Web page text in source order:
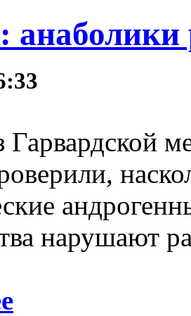
анаболики
нарушают